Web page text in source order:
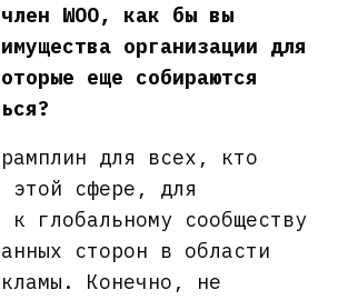
WOO, как бы вы
организации для
еще собираются
для всех, кто
этой сфере, для
к глобальному сообществу
сторон в области
Конечно, не